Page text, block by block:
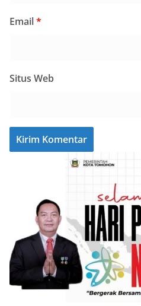
Email*
Situs Web